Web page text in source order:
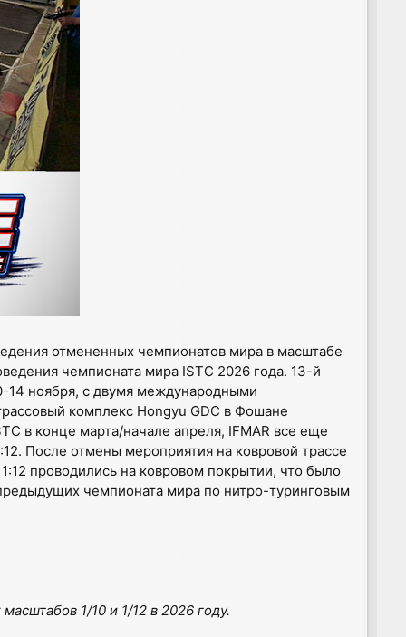
отмененных чемпионатов мира в масштабе
чемпионата мира ISTC 2026 года. 13-й
14 ноября, с двумя международными
комплекс Hongyu GDC в Фошане
в конце марта/начале апреля, IFMAR все еще
После отмены мероприятия на ковровой трассе
проводились на ковровом покрытии, что было
чемпионата мира по нитро-туринговым
1/10 и 1/12 в 2026 году.